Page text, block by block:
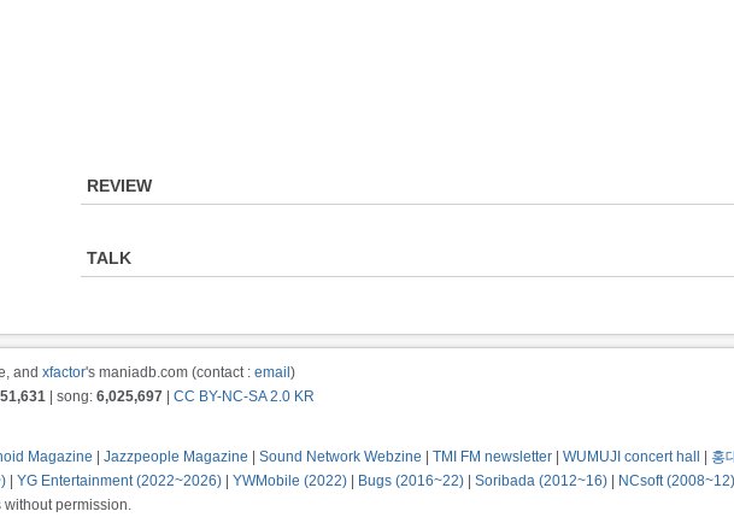
REVIEW
TALK
and xfactor's maniadb.com (contact : email )
| song: 6,025,697
CC BY-NC-SA 2.0 KR
Magazine Jazzpeople Magazine Sound Network Webzine TMI FM newsletter WUMUJI concert hall
홍
YG Entertainment (2022~2026) YWMobile (2022) Bugs (2016~22) Soribada (2012~16) NCsoft (2008~12)
without permission.